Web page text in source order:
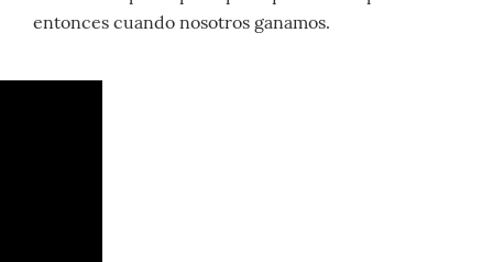
entonces cuando nosotros ganamos.